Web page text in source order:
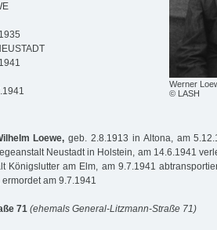
Werner
© LASH
Loewe, geb. 2.8.1913 in Altona, am
Neustadt in Holstein, am 14.6.1941
Königslutter am Elm, am 9.7.1941
am 9.7.1941
71 (ehemals General-Litzmann-Straße 71)